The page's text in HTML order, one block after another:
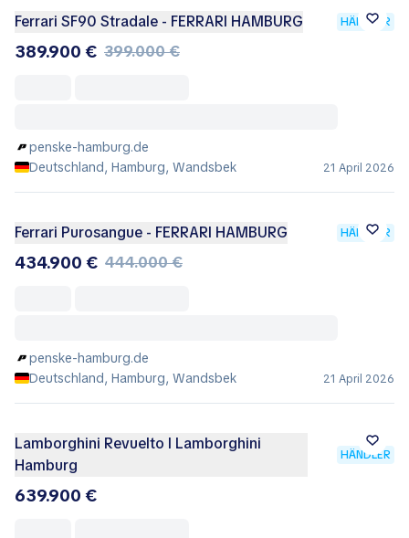
Ferrari SF90 Stradale - FERRARI HAMBURG HÄNDLER
389.900 € 399.000 €
penske-hamburg.de
Deutschland, Hamburg, Wandsbek
21 April 2026
Ferrari Purosangue - FERRARI HAMBURG HÄNDLER
434.900 € 444.000 €
penske-hamburg.de
Deutschland, Hamburg, Wandsbek
21 April 2026
Lamborghini Revuelto I Lamborghini
Hamburg
HÄNDLER
639.900 €